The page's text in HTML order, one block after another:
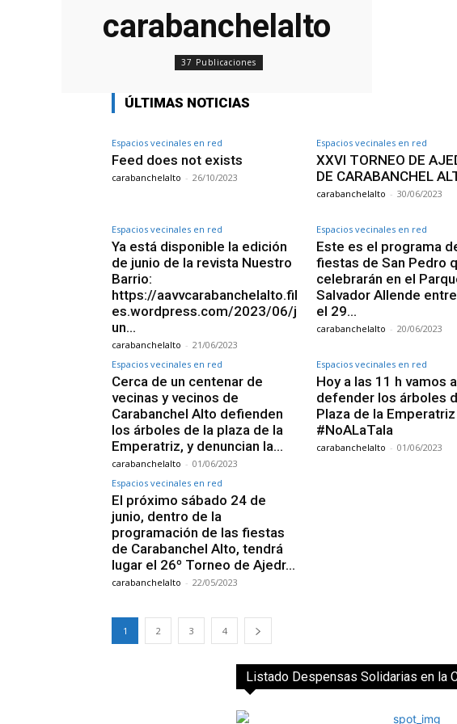
carabanchelalto
37 Publicaciones
ÚLTIMAS NOTICIAS
Espacios vecinales en red
Feed does not exists
carabanchelalto - 26/10/2023
Espacios vecinales en red
XXVI TORNEO DE
DE CARABANCHEL
carabanchelalto - 30/06/2023
Espacios vecinales en red
Ya está disponible la edición
de junio de la revista Nuestro
Barrio:
https://aavvcarabanchelalto.fil
es.wordpress.com/2023/06/j
un…
carabanchelalto - 21/06/2023
Espacios vecinales en red
Este es el programa
fiestas de San Pedro
celebrarán en el
Salvador Allende
el 29...
carabanchelalto - 20/06/2023
Espacios vecinales en red
Cerca de un centenar de
vecinas y vecinos de
Carabanchel Alto defienden
los árboles de la plaza de la
Emperatriz, y denuncian la…
carabanchelalto - 01/06/2023
Espacios vecinales en red
Hoy a las 11 h vamos a
defender los árboles
Plaza de la Emperatriz
#NoALaTala
carabanchelalto - 01/06/2023
Espacios vecinales en red
El próximo sábado 24 de
junio, dentro de la
programación de las fiestas
de Carabanchel Alto, tendrá
lugar el 26º Torneo de Ajedr…
carabanchelalto - 22/05/2023
1 2 3 4
Listado Despensas Solidarias en la